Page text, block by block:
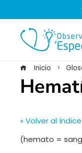
Inicio
« Volver al
(hemato =